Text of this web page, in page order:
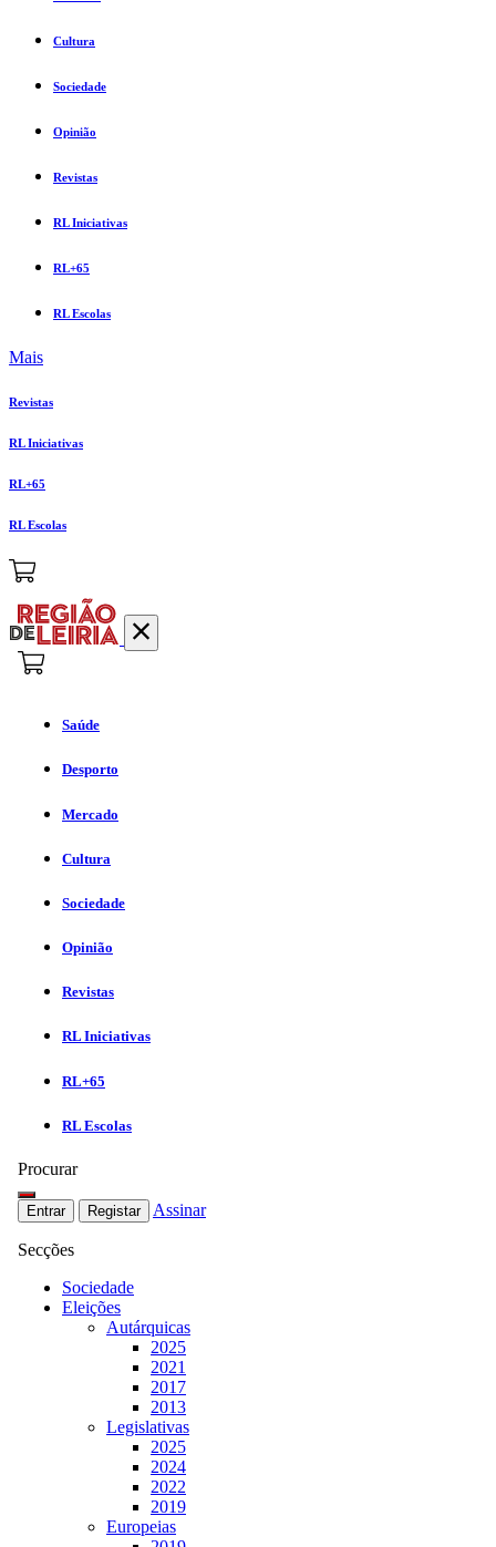
Cultura
Sociedade
Opinião
Revistas
RL Iniciativas
RL+65
RL Escolas
Mais
Revistas
RL Iniciativas
RL+65
RL Escolas
Saúde
Desporto
Mercado
Cultura
Sociedade
Opinião
Revistas
RL Iniciativas
RL+65
RL Escolas
Procurar
Entrar Registar Assinar
Secções
Sociedade
Eleições
Autárquicas
2025
2021
2017
2013
Legislativas
2025
2024
2022
2019
Europeias